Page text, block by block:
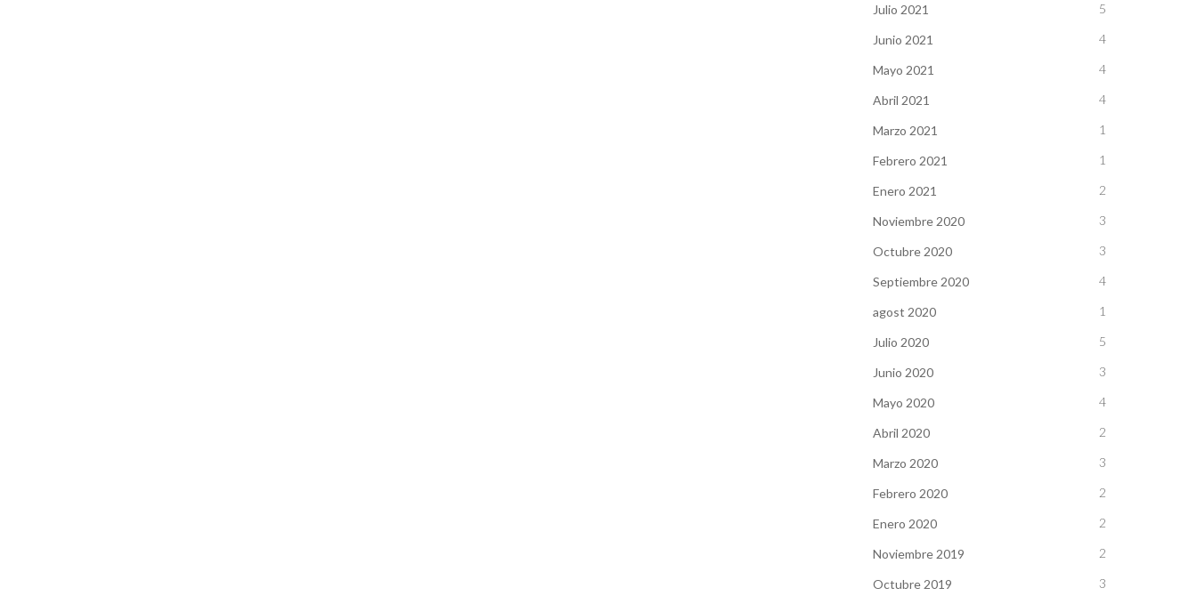
Julio 2021 5
Junio 2021 4
Mayo 2021 4
Abril 2021 4
Marzo 2021 1
Febrero 2021 1
Enero 2021 2
Noviembre 2020 3
Octubre 2020 3
Septiembre 2020 4
agost 2020 1
Julio 2020 5
Junio 2020 3
Mayo 2020 4
Abril 2020 2
Marzo 2020 3
Febrero 2020 2
Enero 2020 2
Noviembre 2019 2
Octubre 2019 3